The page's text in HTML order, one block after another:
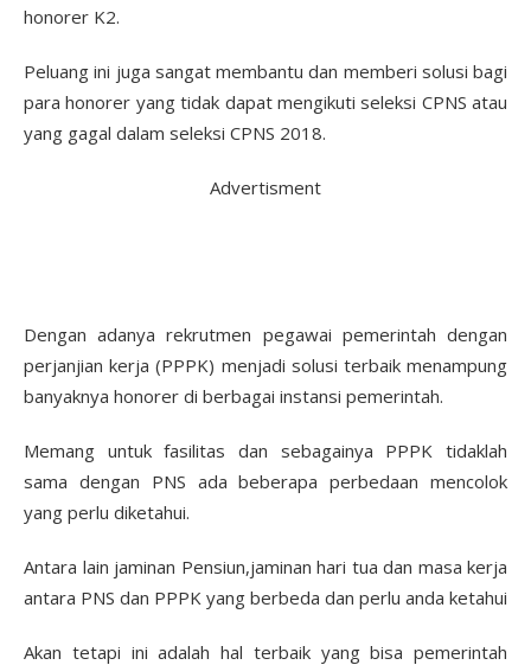
honorer K2.
Peluang ini juga sangat membantu dan memberi solusi bagi
para honorer yang tidak dapat mengikuti seleksi CPNS atau
yang gagal dalam seleksi CPNS 2018.
Advertisment
Dengan adanya rekrutmen pegawai pemerintah dengan
perjanjian kerja (PPPK) menjadi solusi terbaik menampung
banyaknya honorer di berbagai instansi pemerintah.
Memang untuk fasilitas dan sebagainya PPPK tidaklah
sama dengan PNS ada beberapa perbedaan mencolok
yang perlu diketahui.
Antara lain jaminan Pensiun,jaminan hari tua dan masa kerja
antara PNS dan PPPK yang berbeda dan perlu anda ketahui
Akan tetapi ini adalah hal terbaik yang bisa pemerintah